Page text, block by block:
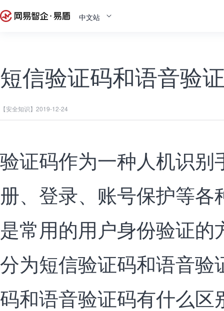
中文站
短信验证码和语音验
【安全知识】 2019-12-24
验证码作为一种人机识别
册、登录、账号保护等各
是常用的用户身份验证的
分为短信验证码和语音验
码和语音验证码有什么区